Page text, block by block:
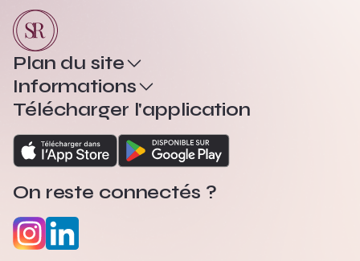
Plan du site
Informations
Télécharger l'application
On reste connectés ?